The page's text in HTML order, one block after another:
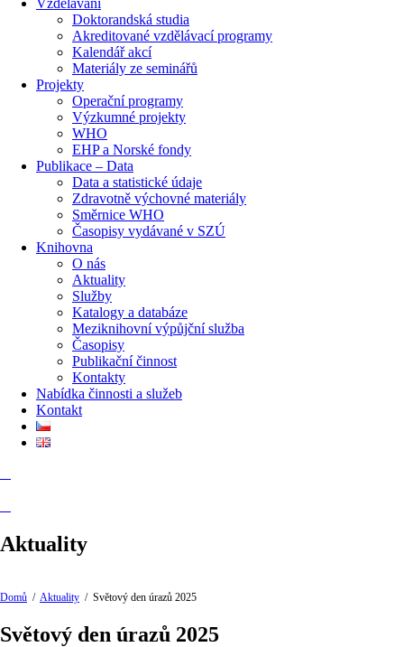
Vzdělávání
Doktorandská studia
Akreditované vzdělávací programy
Kalendář akcí
Materiály ze seminářů
Projekty
Operační programy
Výzkumné projekty
WHO
EHP a Norské fondy
Publikace – Data
Data a statistické údaje
Zdravotně výchovné materiály
Směrnice WHO
Časopisy vydávané v SZÚ
Knihovna
O nás
Aktuality
Služby
Katalogy a databáze
Meziknihovní výpůjční služba
Časopisy
Publikační činnost
Kontakty
Nabídka činnosti a služeb
Kontakt
Aktuality
Domů / Aktuality / Světový den úrazů 2025
Světový den úrazů 2025